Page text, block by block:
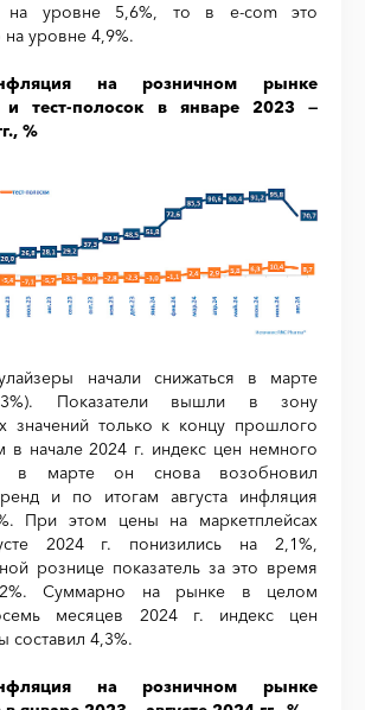
на уровне 5,6%, то в е-com это
уровне 4,9%.
на розничном рынке
и тест-полосок в январе 2023 —
%
начали снижаться в марте
Показатели вышли в зону
значений только к концу прошлого
в начале 2024 г. индекс цен немного
в марте он снова возобновил
и по итогам августа инфляция
При этом цены на маркетплейсах
2024 г. понизились на 2,1%,
рознице показатель за это время
Суммарно на рынке в целом
месяцев 2024 г. индекс цен
составил 4,3%.
на розничном рынке